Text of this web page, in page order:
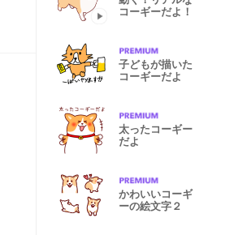
コーギーだよ！
子どもが描いた
コーギーだよ
太ったコーギー
だよ
かわいいコーギ
ーの絵文字２